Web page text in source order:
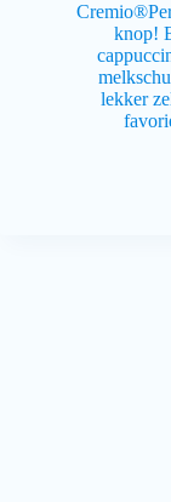
knop!
lekker